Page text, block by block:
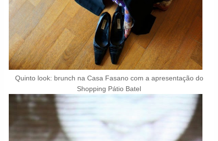
Quinto look: brunch na Casa Fasano com a apresentação do
Shopping Pátio Batel